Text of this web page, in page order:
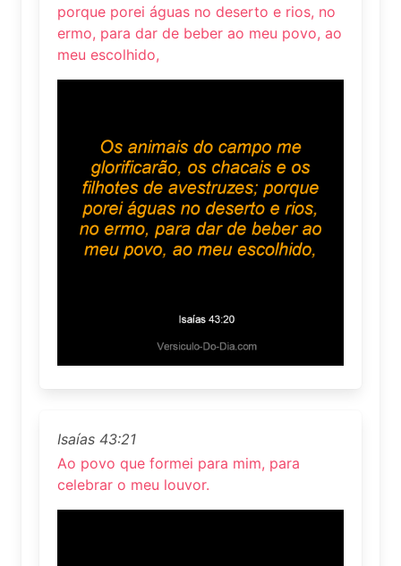
porque porei águas no deserto e rios, no
ermo, para dar de beber ao meu povo, ao
meu escolhido,
Isaías 43:21
Ao povo que formei para mim, para
celebrar o meu louvor.